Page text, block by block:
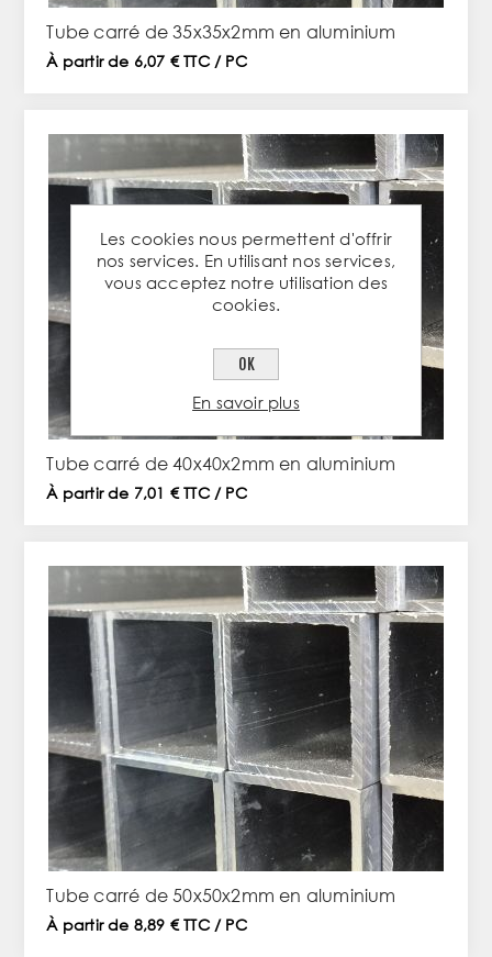
Tube carré de 35x35x2mm en aluminium
À partir de 6,07 € TTC / PC
Tube carré de 40x40x2mm en aluminium
À partir de 7,01 € TTC / PC
Tube carré de 50x50x2mm en aluminium
À partir de 8,89 € TTC / PC
Les cookies nous permettent d'offrir
nos services. En utilisant nos services,
vous acceptez notre utilisation des
cookies.
OK
En savoir plus